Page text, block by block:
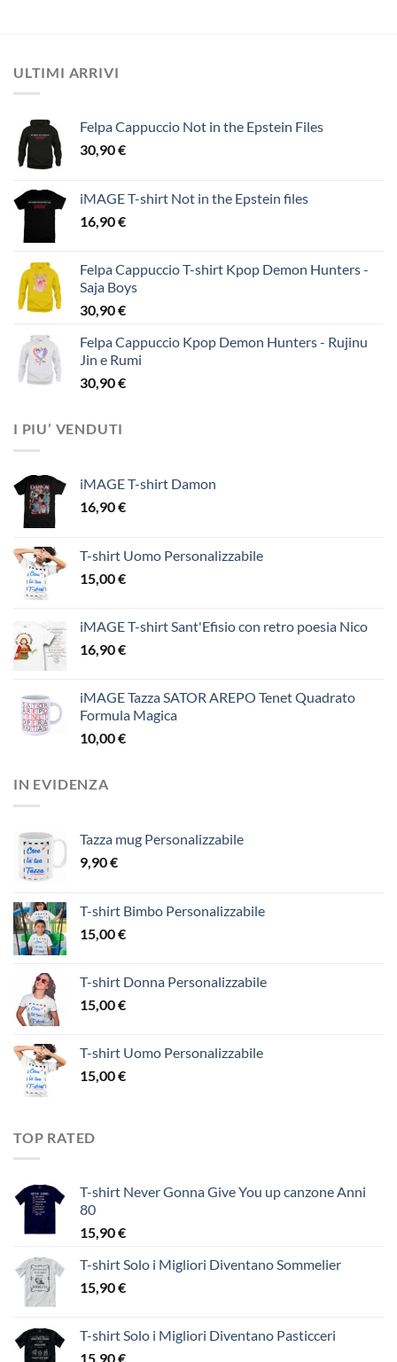
ULTIMI ARRIVI
Felpa Cappuccio Not in the Epstein Files
30,90€
iMAGE T-shirt Not in the Epstein files
16,90€
Felpa Cappuccio T-shirt Kpop Demon Hunters -
Saja Boys
30,90€
Felpa Cappuccio Kpop Demon Hunters - Rujinu
Jin e Rumi
30,90€
I PIU’ VENDUTI
iMAGE T-shirt Damon
16,90€
T-shirt Uomo Personalizzabile
15,00€
iMAGE T-shirt Sant'Efisio con retro poesia Nico
16,90€
iMAGE Tazza SATOR AREPO Tenet Quadrato
Formula Magica
10,00€
IN EVIDENZA
Tazza mug Personalizzabile
9,90€
T-shirt Bimbo Personalizzabile
15,00€
T-shirt Donna Personalizzabile
15,00€
T-shirt Uomo Personalizzabile
15,00€
TOP RATED
T-shirt Never Gonna Give You up canzone Anni
80
15,90€
T-shirt Solo i Migliori Diventano Sommelier
15,90€
T-shirt Solo i Migliori Diventano Pasticceri
15,90€